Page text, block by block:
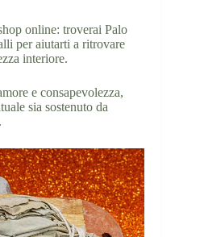
online: troverai Palo
per aiutarti a ritrovare
interiore.
e consapevolezza,
sia sostenuto da